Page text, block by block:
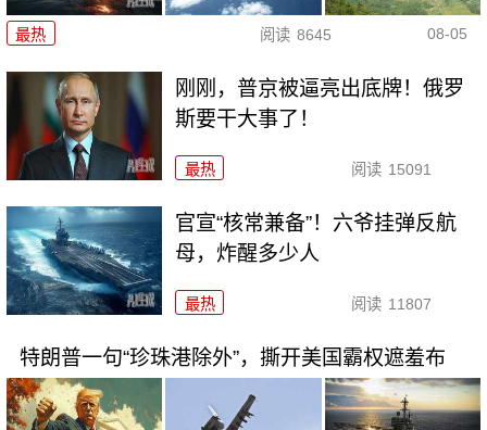
最热 阅读 8645 08-05
刚刚，普京被逼亮出底牌！俄罗
斯要干大事了！
最热 阅读 15091
官宣“核常兼备”！六爷挂弹反航
母，炸醒多少人
最热 阅读 11807
特朗普一句“珍珠港除外”，撕开美国霸权遮羞布